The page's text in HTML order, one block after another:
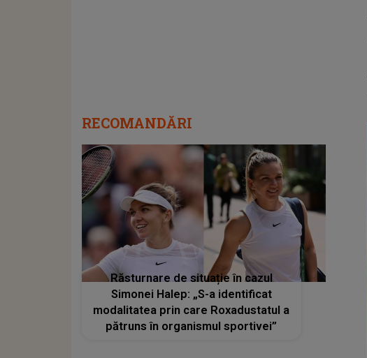
RECOMANDĂRI
Răsturnare de situație în cazul
Simonei Halep: „S-a identificat
modalitatea prin care Roxadustatul a
pătruns în organismul sportivei”